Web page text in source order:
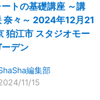
トの基礎講座 ～講
奈々～ 2024年12月21
狛江市 スタジオモー
デン
編集部
11/15